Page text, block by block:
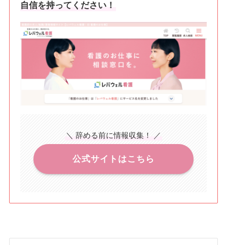
自信を持ってください！
＼ 辞める前に情報収集！ ／
公式サイトはこちら